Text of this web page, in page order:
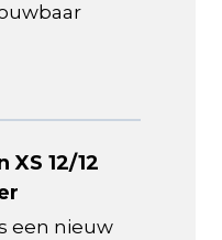
12/12
een nieuw